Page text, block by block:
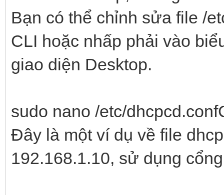
Bạn có thể chỉnh sửa file /
CLI hoặc nhấp phải vào
giao diện Desktop.
sudo nano /etc/
Đây là một ví dụ về file
192.168.1.10, sử dụng